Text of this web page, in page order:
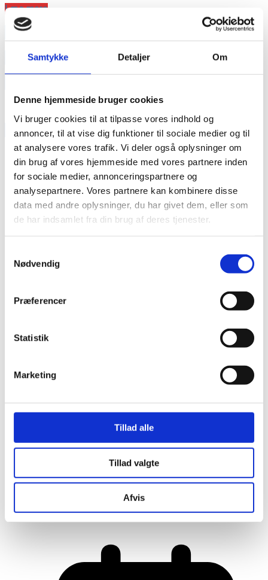
Samtykke Detaljer Om
Denne hjemmeside bruger cookies
Vi bruger cookies til at tilpasse vores indhold og
annoncer, til at vise dig funktioner til sociale medier og til
at analysere vores trafik. Vi deler også oplysninger om
din brug af vores hjemmeside med vores partnere inden
for sociale medier, annonceringspartnere og
analysepartnere. Vores partnere kan kombinere disse
data med andre oplysninger, du har givet dem, eller som
de har indsamlet fra din brug af deres tjenester.
Nødvendig
Præferencer
Statistik
Marketing
Tillad alle
Tillad valgte
Afvis
Læs mere
annonce
annonce
RAINBOW BUSINESS DENMARK
Her er alle vinderne fra årets Danish